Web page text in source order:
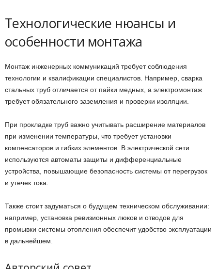
Технологические нюансы и
особенности монтажа
Монтаж инженерных коммуникаций требует соблюдения
технологии и квалификации специалистов. Например, сварка
стальных труб отличается от пайки медных, а электромонтаж
требует обязательного заземления и проверки изоляции.
При прокладке труб важно учитывать расширение материалов
при изменении температуры, что требует установки
компенсаторов и гибких элементов. В электрической сети
используются автоматы защиты и дифференциальные
устройства, повышающие безопасность системы от перегрузок
и утечек тока.
Также стоит задуматься о будущем техническом обслуживании:
например, установка ревизионных люков и отводов для
промывки системы отопления обеспечит удобство эксплуатации
в дальнейшем.